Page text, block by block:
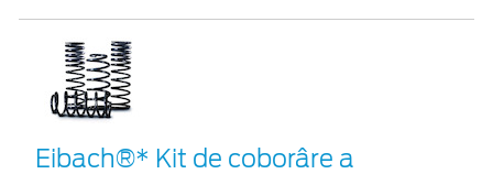
Eibach®* Kit de coborâre a